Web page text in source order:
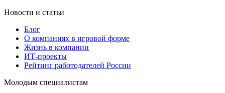
Новости и статьи
Блог
О компаниях в игровой форме
Жизнь в компании
ИТ-проекты
Рейтинг работодателей России
Молодым специалистам